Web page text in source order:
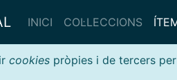
INICI COL·LECCIONS
cookies pròpies i de tercers